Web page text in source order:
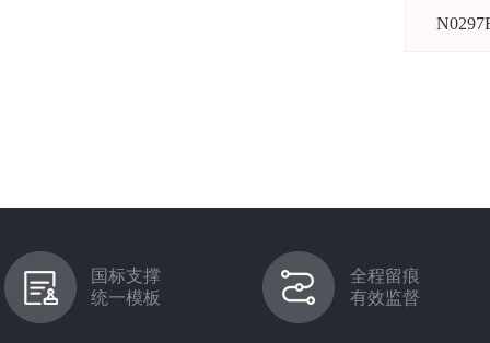
国标支撑
统一模板
全程留痕
有效监督